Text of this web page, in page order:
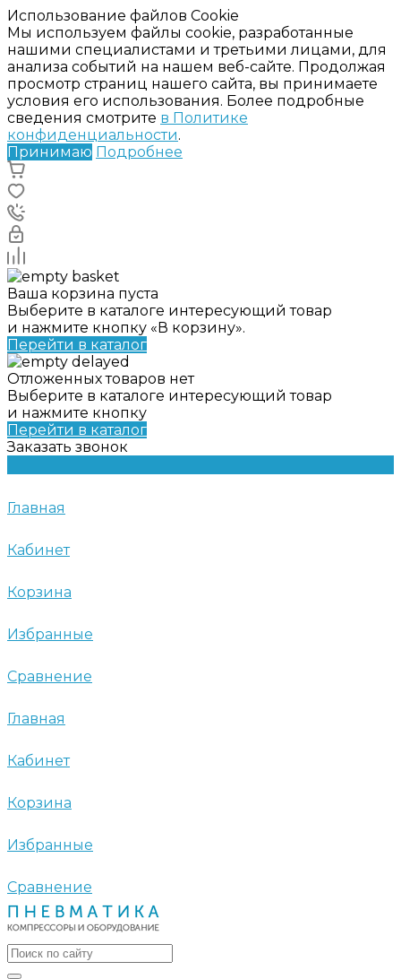
Использование файлов Cookie
Мы используем файлы cookie, разработанные
нашими специалистами и третьими лицами, для
анализа событий на нашем веб-сайте. Продолжая
просмотр страниц нашего сайта, вы принимаете
условия его использования. Более подробные
сведения смотрите в Политике
конфиденциальности.
Принимаю Подробнее
Ваша корзина пуста
Выберите в каталоге интересующий товар
и нажмите кнопку «В корзину».
Перейти в каталог
Отложенных товаров нет
Выберите в каталоге интересующий товар
и нажмите кнопку
Перейти в каталог
Заказать звонок
Главная
Кабинет
Корзина
Избранные
Сравнение
Главная
Кабинет
Корзина
Избранные
Сравнение